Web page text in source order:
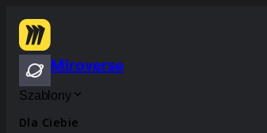
Miroverse
Szablony
Dla Ciebie